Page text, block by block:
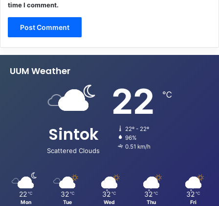
time I comment.
UUM Weather
Sintok
Scattered Clouds
22 ℃
22º - 22º
96%
0.51 km/h
22 ℃
Mon
32 ℃
Tue
32 ℃
Wed
32 ℃
Thu
32 ℃
Fri